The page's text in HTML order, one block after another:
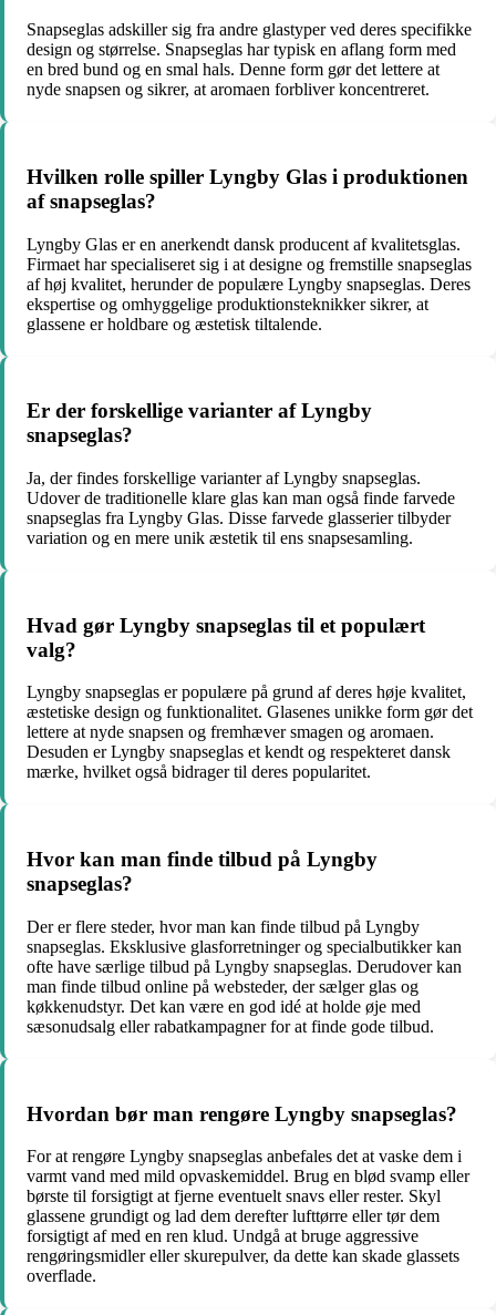
Snapseglas adskiller sig fra andre glastyper ved deres specifikke
design og størrelse. Snapseglas har typisk en aflang form med
en bred bund og en smal hals. Denne form gør det lettere at
nyde snapsen og sikrer, at aromaen forbliver koncentreret.
Hvilken rolle spiller Lyngby Glas i produktionen
af snapseglas?
Lyngby Glas er en anerkendt dansk producent af kvalitetsglas.
Firmaet har specialiseret sig i at designe og fremstille snapseglas
af høj kvalitet, herunder de populære Lyngby snapseglas. Deres
ekspertise og omhyggelige produktionsteknikker sikrer, at
glassene er holdbare og æstetisk tiltalende.
Er der forskellige varianter af Lyngby
snapseglas?
Ja, der findes forskellige varianter af Lyngby snapseglas.
Udover de traditionelle klare glas kan man også finde farvede
snapseglas fra Lyngby Glas. Disse farvede glasserier tilbyder
variation og en mere unik æstetik til ens snapsesamling.
Hvad gør Lyngby snapseglas til et populært
valg?
Lyngby snapseglas er populære på grund af deres høje kvalitet,
æstetiske design og funktionalitet. Glasenes unikke form gør det
lettere at nyde snapsen og fremhæver smagen og aromaen.
Desuden er Lyngby snapseglas et kendt og respekteret dansk
mærke, hvilket også bidrager til deres popularitet.
Hvor kan man finde tilbud på Lyngby
snapseglas?
Der er flere steder, hvor man kan finde tilbud på Lyngby
snapseglas. Eksklusive glasforretninger og specialbutikker kan
ofte have særlige tilbud på Lyngby snapseglas. Derudover kan
man finde tilbud online på websteder, der sælger glas og
køkkenudstyr. Det kan være en god idé at holde øje med
sæsonudsalg eller rabatkampagner for at finde gode tilbud.
Hvordan bør man rengøre Lyngby snapseglas?
For at rengøre Lyngby snapseglas anbefales det at vaske dem i
varmt vand med mild opvaskemiddel. Brug en blød svamp eller
børste til forsigtigt at fjerne eventuelt snavs eller rester. Skyl
glassene grundigt og lad dem derefter lufttørre eller tør dem
forsigtigt af med en ren klud. Undgå at bruge aggressive
rengøringsmidler eller skurepulver, da dette kan skade glassets
overflade.